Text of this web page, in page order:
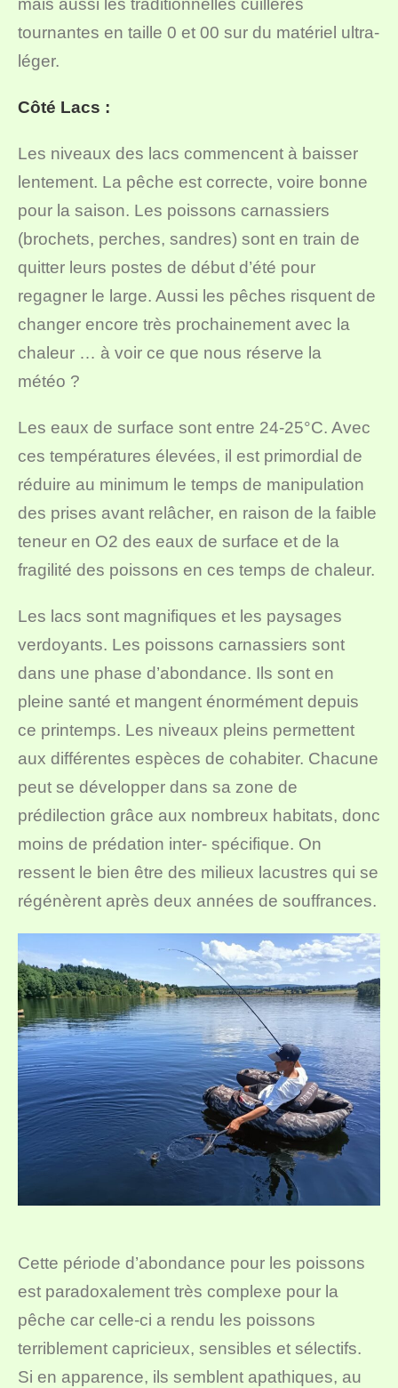
mais aussi les traditionnelles cuillères
tournantes en taille 0 et 00 sur du matériel ultra-
léger.
Côté Lacs :
Les niveaux des lacs commencent à baisser
lentement. La pêche est correcte, voire bonne
pour la saison. Les poissons carnassiers
(brochets, perches, sandres) sont en train de
quitter leurs postes de début d’été pour
regagner le large. Aussi les pêches risquent de
changer encore très prochainement avec la
chaleur … à voir ce que nous réserve la
météo ?
Les eaux de surface sont entre 24-25°C. Avec
ces températures élevées, il est primordial de
réduire au minimum le temps de manipulation
des prises avant relâcher, en raison de la faible
teneur en O2 des eaux de surface et de la
fragilité des poissons en ces temps de chaleur.
Les lacs sont magnifiques et les paysages
verdoyants. Les poissons carnassiers sont
dans une phase d’abondance. Ils sont en
pleine santé et mangent énormément depuis
ce printemps. Les niveaux pleins permettent
aux différentes espèces de cohabiter. Chacune
peut se développer dans sa zone de
prédilection grâce aux nombreux habitats, donc
moins de prédation inter- spécifique. On
ressent le bien être des milieux lacustres qui se
régénèrent après deux années de souffrances.
Cette période d’abondance pour les poissons
est paradoxalement très complexe pour la
pêche car celle-ci a rendu les poissons
terriblement capricieux, sensibles et sélectifs.
Si en apparence, ils semblent apathiques, au